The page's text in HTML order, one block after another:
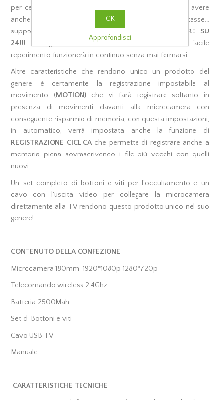
per cellulari) anche da 20000mah o 30000mah per avere
anche mesi di autonomia!!! E come se non bastasse...
supporta anche l’
ALIMENTAZIONE CONTINUA 24 ORE SU
24!!!. Collegata infatti ad un adattatore usb di facile
reperimento funzionerà in continuo senza mai fermarsi.
Altre caratteristiche che rendono unico un prodotto del
genere è certamente la registrazione impostabile al
movimento (MOTION) che vi farà registrare soltanto in
presenza di movimenti davanti alla microcamera con
conseguente risparmio di memoria; con questa impostazioni,
in automatico, verrà impostata anche la funzione di
REGISTRAZIONE CICLICAche permette di registrare anche a
memoria piena sovrascrivendo i file più vecchi con quelli
nuovi.
Un set completo di bottoni e viti per l'occultamento e un
cavo con l'uscita video per collegare la microcamera
direttamente alla TV rendono questo prodotto unico nel suo
genere!
CONTENUTO DELLA CONFEZIONE
Microcamera 180mm 1920*1080p 1280*720p
Telecomando wireless 2.4Ghz
Batteria 2500Mah
Set di Bottoni e viti
Cavo USB TV
Manuale
CARATTERISTICHE TECNICHE
OK
Approfondisci